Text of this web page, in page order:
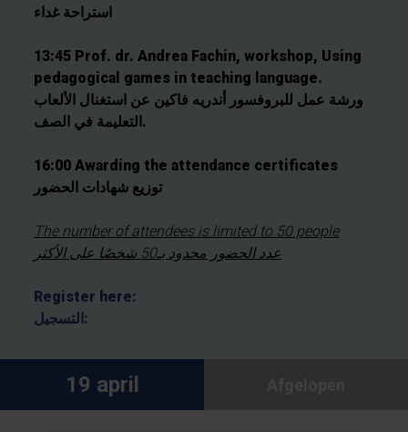
استراحة غداء
13:45 Prof. dr. Andrea Fachin, workshop, Using
pedagogical games in teaching language.
ورشة عمل للبروفسور أندريه فاكين عن استغنال الألعاب
التعليمة في الصف.
16:00 Awarding the attendance certificates
توزيع شهادات الحضور
The number of attendees is limited to 50 people
عدد الحضور محدود بـ50 شخصًا على الأكثر
Register here:
التسجيل:
19 april